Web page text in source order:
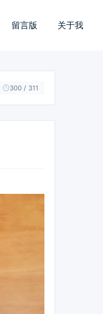
留言版 关于我
300 / 311